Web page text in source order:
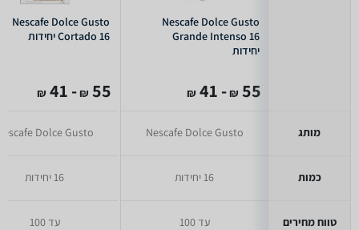
מותג
כמות
טווח מחירים
Nescafe Dolce Gusto
Grande Intenso 16
יחידות
55
₪
- 41
₪
Nescafe Dolce Gusto
16 יחידות
עד 100
Nescafe Dolce Gusto
Cortado 16 יחידות
55
₪
- 41
₪
Dolce Gusto
16 יחידות
עד 100